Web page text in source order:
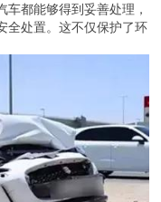
都能够得到妥善处理，
全处置。这不仅保护了环